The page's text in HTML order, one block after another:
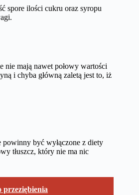
spore ilości cukru oraz syropu
nie mają nawet połowy wartości
i chyba główną zaletą jest to, iż
być wyłączone z diety
tłuszcz, który nie ma nic
przeziębienia